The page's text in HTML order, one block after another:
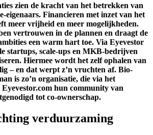
zien de kracht van het betrekken van
eigenaars. Financieren met inzet van het
meer vrijheid en meer mogelijkheden.
vertrouwen in de plannen en draagt de
een warm hart toe. Via Eyevestor
startups, scale-ups en MKB-bedrijven
Hiermee wordt het zelf ophalen van
– en dat werpt z’n vruchten af. Bio-
is zo’n organisatie, die via het
hun community van
tot co-ownerschap.
verduurzaming